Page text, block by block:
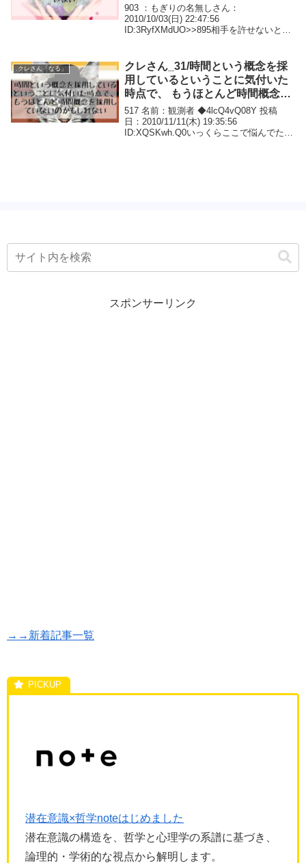
「怖がっても大丈夫だよ」なんだ
よ。
903 ：もぎりの名無しさん：
2010/10/03(日) 22:47:56
ID:3RyfXMdUO>>895相手を許せないとい
しみが増してしまって苦しくて眠れませ...
.クレさん「なる」
クレさん_31/時間という概念を採
用しているということに気付いた
時点で、 もうほとんど時間概念を
採用していないのかもしれない
517 名前：観測者 ◆4lcQ4vQ08Y 投稿
日：2010/11/11(木) 19:35:56
ID:XQSKwh.Q0いっくらここで悩んでた
スポンサーリンク
→→新着記事一覧
潜在意識×哲学noteはじめました
潜在意識の構造を、哲学と心理学の系譜に基づき、
論理的・学術的な視点から解明します。